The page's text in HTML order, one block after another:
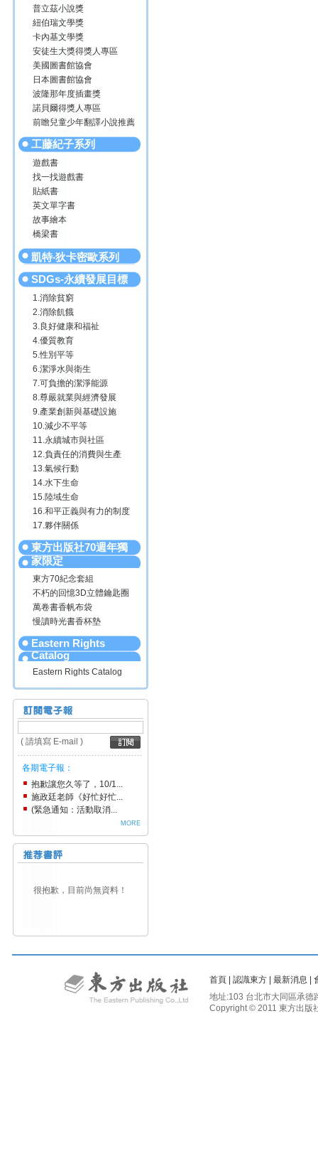
普立茲小說獎
紐伯瑞文學獎
卡內基文學獎
安徒生大獎得獎人專區
美國圖書館協會
日本圖書館協會
波隆那年度插畫獎
諾貝爾得獎人專區
前瞻兒童少年翻譯小說推薦
工藤紀子系列
遊戲書
找一找遊戲書
貼紙書
英文單字書
故事繪本
橋梁書
凱特‧狄卡密歐系列
SDGs-永續發展目標
1.消除貧窮
2.消除飢餓
3.良好健康和福祉
4.優質教育
5.性別平等
6.潔淨水與衛生
7.可負擔的潔淨能源
8.尊嚴就業與經濟發展
9.產業創新與基礎設施
10.減少不平等
11.永續城市與社區
12.負責任的消費與生產
13.氣候行動
14.水下生命
15.陸域生命
16.和平正義與有力的制度
17.夥伴關係
東方出版社70週年獨
家限定
東方70紀念套組
不朽的回憶3D立體鑰匙圈
萬卷書香帆布袋
慢讀時光書香杯墊
Eastern Rights
Catalog
Eastern Rights Catalog
( 請填寫 E-mail )
各期電子報：
抱歉讓您久等了，10/1...
施政廷老師《好忙好忙...
(緊急通知：活動取消...
MORE
很抱歉，目前尚無資料！
首頁 認識東方 最新消息
地址:103 台北市大同區承
Copyright © 2011 東方出版